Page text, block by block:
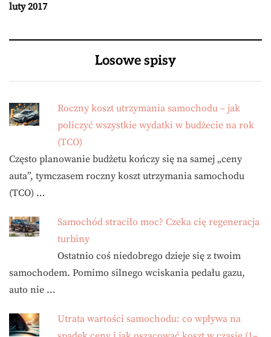
luty 2017
Losowe spisy
Roczny koszt utrzymania samochodu – jak
policzyć wszystkie wydatki w budżecie na rok
(TCO)
Często planowanie budżetu kończy się na samej „ceny
auta”, tymczasem roczny koszt utrzymania samochodu
(TCO) …
Samochód straciło moc? Czeka cię regeneracja
turbiny
Ostatnio coś niedobrego dzieje się z twoim
samochodem. Pomimo silnego wciskania pedału gazu,
auto nie …
Utrata wartości samochodu: co wpływa na